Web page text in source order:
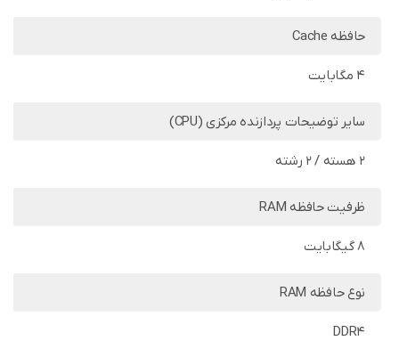
حافظه Cache
4 مگابایت
سایر توضیحات پردازنده مرکزی (CPU)
2 هسته / 2 رشته
ظرفیت حافظه RAM
8 گیگابایت
نوع حافظه RAM
DDR4